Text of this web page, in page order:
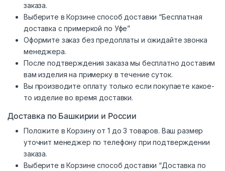
заказа.
Выберите в Корзине способ доставки “Бесплатная
доставка с примеркой по Уфе”
Оформите заказ без предоплаты и ожидайте звонка
менеджера.
После подтверждения заказа мы бесплатно доставим
вам изделия на примерку в течение суток.
Вы производите оплату только если покупаете какое-
то изделие во время доставки.
Доставка по Башкирии и России
Положите в Корзину от 1 до 3 товаров. Ваш размер
уточнит менеджер по телефону при подтверждении
заказа.
Выберите в Корзине способ доставки “Доставка по